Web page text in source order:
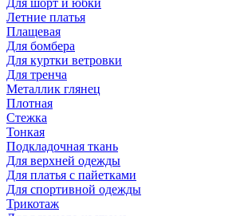
Для шорт и юбки
Летние платья
Плащевая
Для бомбера
Для куртки ветровки
Для тренча
Металлик глянец
Плотная
Стежка
Тонкая
Подкладочная ткань
Для верхней одежды
Для платья с пайетками
Для спортивной одежды
Трикотаж